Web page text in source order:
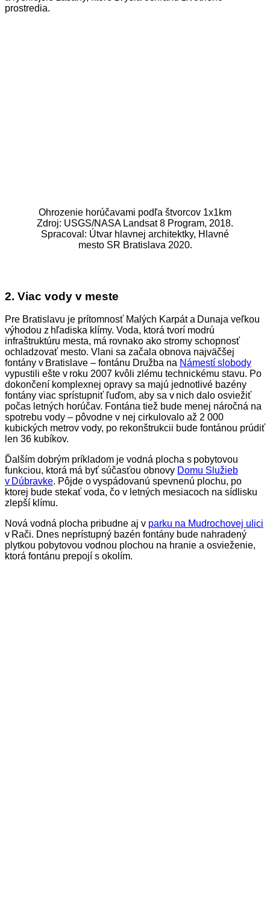
prostredia.
Ohrozenie horúčavami podľa štvorcov 1x1km
Zdroj: USGS/NASA Landsat 8 Program, 2018.
Spracoval: Útvar hlavnej architektky, Hlavné
mesto SR Bratislava 2020.
2. Viac vody v meste
Pre Bratislavu je prítomnosť Malých Karpát a Dunaja veľkou
výhodou z hľadiska klímy. Voda, ktorá tvorí modrú
infraštruktúru mesta, má rovnako ako stromy schopnosť
ochladzovať mesto. Vlani sa začala obnova najväčšej
fontány v Bratislave – fontánu Družba na Námestí slobody
vypustili ešte v roku 2007 kvôli zlému technickému stavu. Po
dokončení komplexnej opravy sa majú jednotlivé bazény
fontány viac sprístupniť ľuďom, aby sa v nich dalo osviežiť
počas letných horúčav. Fontána tiež bude menej náročná na
spotrebu vody – pôvodne v nej cirkulovalo až 2 000
kubických metrov vody, po rekonštrukcii bude fontánou prúdiť
len 36 kubíkov.
Ďalším dobrým príkladom je vodná plocha s pobytovou
funkciou, ktorá má byť súčasťou obnovy Domu Služieb
v Dúbravke. Pôjde o vyspádovanú spevnenú plochu, po
ktorej bude stekať voda, čo v letných mesiacoch na sídlisku
zlepší klímu.
Nová vodná plocha pribudne aj v parku na Mudrochovej ulici
v Rači. Dnes neprístupný bazén fontány bude nahradený
plytkou pobytovou vodnou plochou na hranie a osvieženie,
ktorá fontánu prepojí s okolím.